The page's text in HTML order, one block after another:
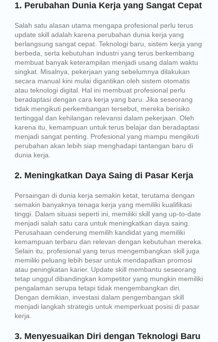
1. Perubahan Dunia Kerja yang Sangat Cepat
Salah satu alasan utama mengapa profesional perlu terus
update skill adalah karena perubahan dunia kerja yang
berlangsung sangat cepat. Teknologi baru, sistem kerja yang
berbeda, serta kebutuhan industri yang terus berkembang
membuat banyak keterampilan menjadi usang dalam waktu
singkat. Misalnya, pekerjaan yang sebelumnya dilakukan
secara manual kini mulai digantikan oleh sistem otomatis
atau teknologi digital. Hal ini membuat profesional perlu
beradaptasi dengan cara kerja yang baru. Jika seseorang
tidak mengikuti perkembangan tersebut, mereka berisiko
tertinggal dan kehilangan relevansi dalam pekerjaan. Oleh
karena itu, kemampuan untuk terus belajar dan beradaptasi
menjadi sangat penting. Profesional yang mampu mengikuti
perubahan akan lebih siap menghadapi tantangan baru di
dunia kerja.
2. Meningkatkan Daya Saing di Pasar Kerja
Persaingan di dunia kerja semakin ketat, terutama dengan
semakin banyaknya tenaga kerja yang memiliki kualifikasi
tinggi. Dalam situasi seperti ini, memiliki skill yang up-to-date
menjadi salah satu cara untuk meningkatkan daya saing.
Perusahaan cenderung memilih kandidat yang memiliki
kemampuan terbaru dan relevan dengan kebutuhan mereka.
Selain itu, profesional yang terus mengembangkan skill juga
memiliki peluang lebih besar untuk mendapatkan promosi
atau peningkatan karier. Update skill membantu seseorang
tetap unggul dibandingkan kompetitor yang mungkin memiliki
pengalaman serupa tetapi tidak mengembangkan diri.
Dengan demikian, investasi dalam pengembangan skill
menjadi langkah strategis untuk memperkuat posisi di pasar
kerja.
3. Menyesuaikan Diri dengan Teknologi Baru